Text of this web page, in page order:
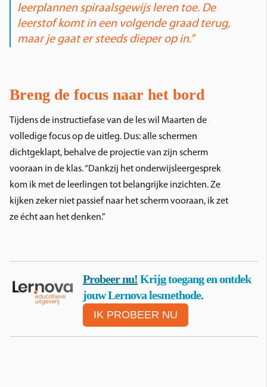
leerplannen spiraalsgewijs leren toe. De
leerstof komt in een volgende graad terug,
maar je gaat er steeds dieper op in.”
Breng de focus naar het bord
Tijdens de instructiefase van de les wil Maarten de
volledige focus op de uitleg. Dus: alle schermen
dichtgeklapt, behalve de projectie van zijn scherm
vooraan in de klas. “Dankzij het onderwijsleergesprek
kom ik met de leerlingen tot belangrijke inzichten. Ze
kijken zeker niet passief naar het scherm vooraan, ik zet
ze écht aan het denken.”
Probeer nu! Krijg toegang en ontdek
jouw Lernova lesmethode.
IK PROBEER NU